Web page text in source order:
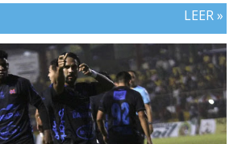
de -1, mientras Antigua y Barbuda
qué Guatemala terminó tercera y
resultados? Porque el equipo solo
condiciones frente al rival más débil del
que definían la clasificación fue
producción ofensiva y generación de
LEER »